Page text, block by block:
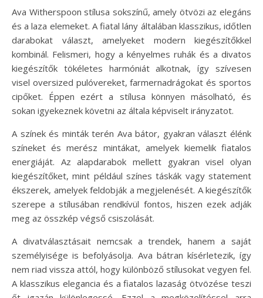
Ava Witherspoon stílusa sokszínű, amely ötvözi az elegáns
és a laza elemeket. A fiatal lány általában klasszikus, időtlen
darabokat választ, amelyeket modern kiegészítőkkel
kombinál. Felismeri, hogy a kényelmes ruhák és a divatos
kiegészítők tökéletes harmóniát alkotnak, így szívesen
visel oversized pulóvereket, farmernadrágokat és sportos
cipőket. Éppen ezért a stílusa könnyen másolható, és
sokan igyekeznek követni az általa képviselt irányzatot.
A színek és minták terén Ava bátor, gyakran választ élénk
színeket és merész mintákat, amelyek kiemelik fiatalos
energiáját. Az alapdarabok mellett gyakran visel olyan
kiegészítőket, mint például színes táskák vagy statement
ékszerek, amelyek feldobják a megjelenését. A kiegészítők
szerepe a stílusában rendkívül fontos, hiszen ezek adják
meg az összkép végső csiszolását.
A divatválasztásait nemcsak a trendek, hanem a saját
személyisége is befolyásolja. Ava bátran kísérletezik, így
nem riad vissza attól, hogy különböző stílusokat vegyen fel.
A klasszikus elegancia és a fiatalos lazaság ötvözése teszi